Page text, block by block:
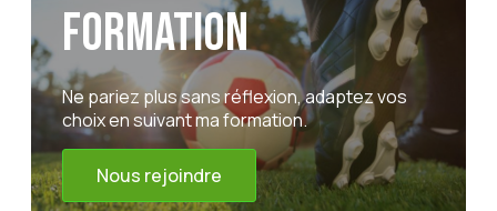
formation
Ne pariez plus sans réflexion, adaptez vos
choix en suivant ma formation.
Nous rejoindre